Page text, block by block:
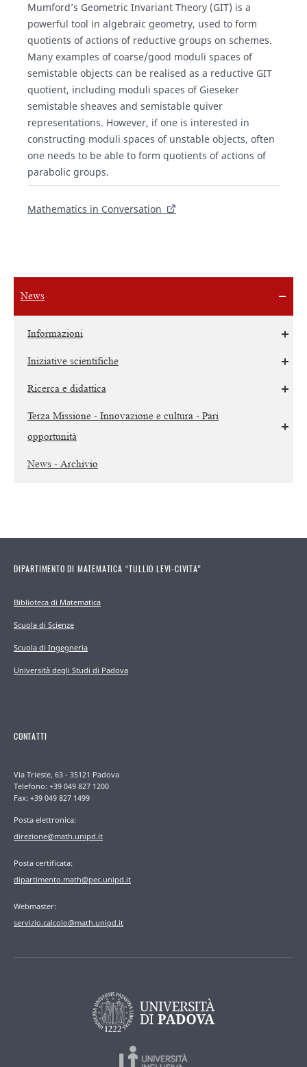
News
Informazioni
Iniziative scientifiche
Ricerca e didattica
Terza Missione - Innovazione e cultura - Pari
opportunità
News - Archivio
Mumford’s Geometric Invariant Theory (GIT) is a
powerful tool in algebraic geometry, used to form
quotients of actions of reductive groups on schemes.
Many examples of coarse/good moduli spaces of
semistable objects can be realised as a reductive GIT
quotient, including moduli spaces of Gieseker
semistable sheaves and semistable quiver
representations. However, if one is interested in
constructing moduli spaces of unstable objects, often
one needs to be able to form quotients of actions of
parabolic groups.
Mathematics in Conversation
DIPARTIMENTO DI MATEMATICA “TULLIO LEVI-CIVITA”
Biblioteca di Matematica
Scuola di Scienze
Scuola di Ingegneria
Università degli Studi di Padova
CONTATTI
Via Trieste, 63 - 35121 Padova
Telefono: +39 049 827 1200
Fax: +39 049 827 1499
Posta elettronica:
direzione@math.unipd.it
Posta certificata:
dipartimento.math@pec.unipd.it
Webmaster:
servizio.calcolo@math.unipd.it